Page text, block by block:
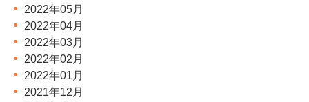
2022年05月
2022年04月
2022年03月
2022年02月
2022年01月
2021年12月